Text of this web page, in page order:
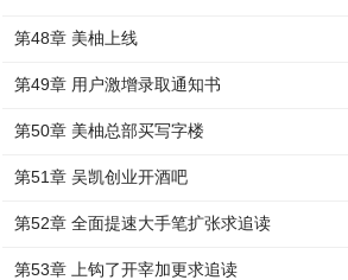
第48章 美柚上线
第49章 用户激增录取通知书
第50章 美柚总部买写字楼
第51章 吴凯创业开酒吧
第52章 全面提速大手笔扩张求追读
第53章 上钩了开宰加更求追读